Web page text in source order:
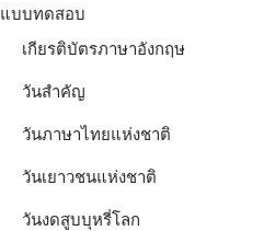
แบบทดสอบ
เกียรติบัตรภาษาอังกฤษ
วันสำคัญ
วันภาษาไทยแห่งชาติ
วันเยาวชนแห่งชาติ
วันงดสูบบุหรี่โลก